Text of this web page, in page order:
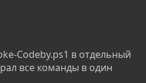
Codeby.ps1 в отдельный
все команды в один